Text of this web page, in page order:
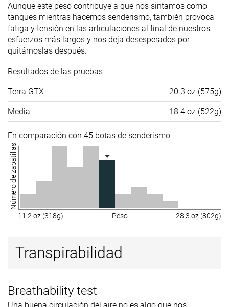
Aunque este peso contribuye a que nos sintamos como
tanques mientras hacemos senderismo, también provoca
fatiga y tensión en las articulaciones al final de nuestros
esfuerzos más largos y nos deja desesperados por
quitárnoslas después.
Resultados de las pruebas
Terra GTX 20.3 oz (575g)
Media 18.4 oz (522g)
En comparación con 45 botas de senderismo
Número de zapatillas
11.2 oz (318g) Peso 28.3 oz (802g)
Transpirabilidad
Breathability test
Una buena circulación del aire no es algo que nos